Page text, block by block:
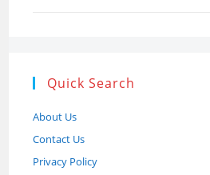
Quick Search
About Us
Contact Us
Privacy Policy